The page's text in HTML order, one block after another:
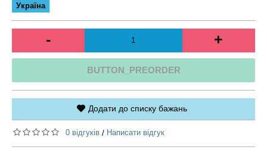
Україна
- +
BUTTON_PREORDER
Додати до списку бажань
0 відгуків / Написати відгук